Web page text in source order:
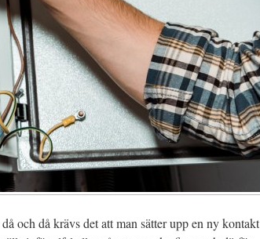
och då krävs det att man sätter upp en ny kontakt